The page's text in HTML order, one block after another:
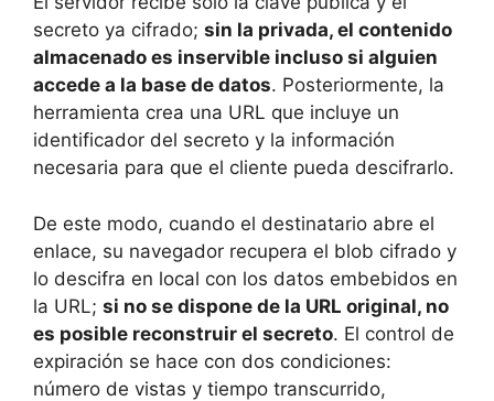
secreto ya cifrado; sin la privada, el contenido
almacenado es inservible incluso si alguien
accede a la base de datos. Posteriormente, la
herramienta crea una URL que incluye un
identificador del secreto y la información
necesaria para que el cliente pueda descifrarlo.
De este modo, cuando el destinatario abre el
enlace, su navegador recupera el blob cifrado y
lo descifra en local con los datos embebidos en
la URL; si no se dispone de la URL original, no
es posible reconstruir el secreto. El control de
expiración se hace con dos condiciones:
número de vistas y tiempo transcurrido,